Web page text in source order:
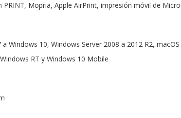
PRINT, Mopria, Apple AirPrint, impresión móvil de
Windows 10, Windows Server 2008 a 2012 R2,
RT y Windows 10 Mobile